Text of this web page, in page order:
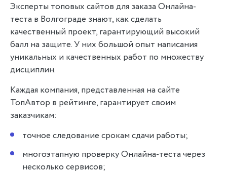
Эксперты топовых сайтов для заказа Онлайна-
теста в Волгограде знают, как сделать
качественный проект, гарантирующий высокий
балл на защите. У них большой опыт написания
уникальных и качественных работ по множеству
дисциплин.
Каждая компания, представленная на сайте
ТопАвтор в рейтинге, гарантирует своим
заказчикам:
точное следование срокам сдачи работы;
многоэтапную проверку Онлайна-теста через
несколько сервисов;